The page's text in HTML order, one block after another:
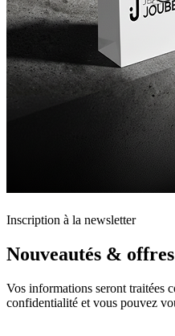
Inscription à la newsletter
Nouveautés &
Vos informations seront traitées
confidentialité et vous pouvez